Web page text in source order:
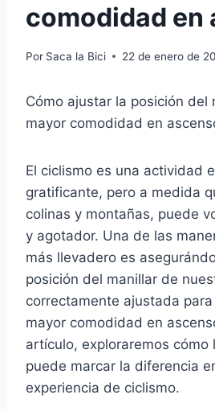
comodidad en
Por Saca la Bici 22 de enero de
Cómo ajustar la posición del
mayor comodidad en
El ciclismo es una actividad
gratificante, pero a medida
colinas y montañas, puede
y agotador. Una de las
más llevadero es
posición del manillar de
correctamente ajustada
mayor comodidad en
artículo, exploraremos cómo
puede marcar la diferencia
experiencia de ciclismo.